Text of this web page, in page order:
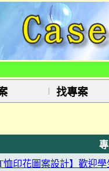
找專案
T恤印花圖案設計】歡迎